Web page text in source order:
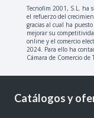
Tecnofim 2001, S.L. ha
el refuerzo del
gracias al cual ha
mejorar su
online y el comercio
2024. Para ello ha
Cámara de Comercio de
Catálogos y